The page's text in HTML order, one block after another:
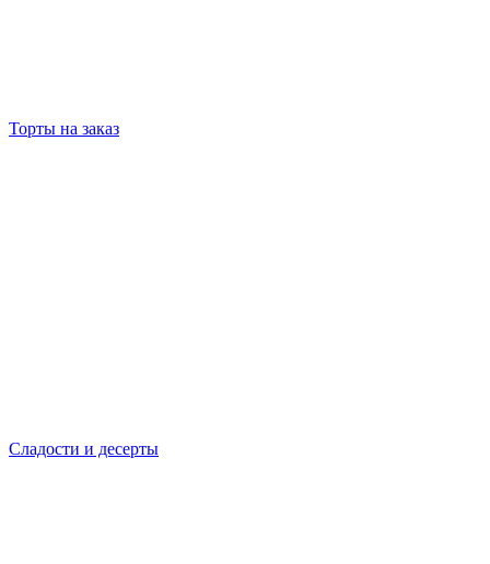
Торты на заказ
Сладости и десерты